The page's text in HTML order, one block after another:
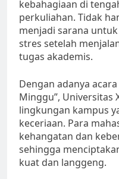
kebahagiaan di
perkuliahan. Tidak
menjadi sarana
stres setelah
tugas akademis.
Dengan adanya
Minggu”, Universitas
lingkungan kampus
keceriaan. Para
kehangatan dan
sehingga
kuat dan langgeng.